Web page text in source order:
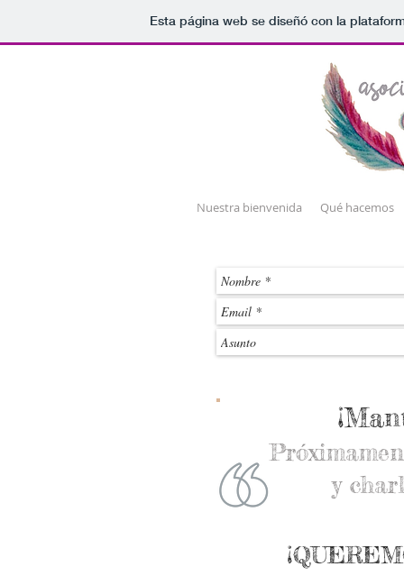
Esta página web se diseñó con la
Nuestra bienvenida Qué hacemos
y